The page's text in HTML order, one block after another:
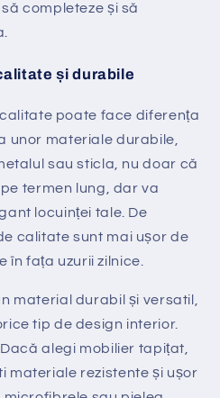
completeze și să
și durabile
poate face diferența
unor materiale durabile,
sau sticla, nu doar că
termen lung, dar va
locuinței tale. De
calitate sunt mai ușor de
în fața uzurii zilnice.
material durabil și versatil,
tip de design interior.
Dacă alegi mobilier tapițat,
materiale rezistente și ușor